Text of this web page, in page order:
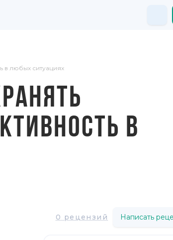
в любых ситуациях
В
0 рецензий Написать